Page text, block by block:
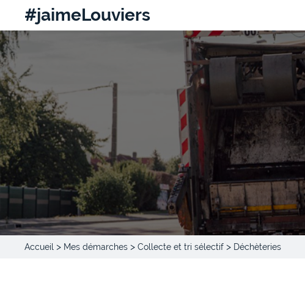
#jaimeLouviers
Accueil > Mes démarches > Collecte et tri sélectif > Déchèteries